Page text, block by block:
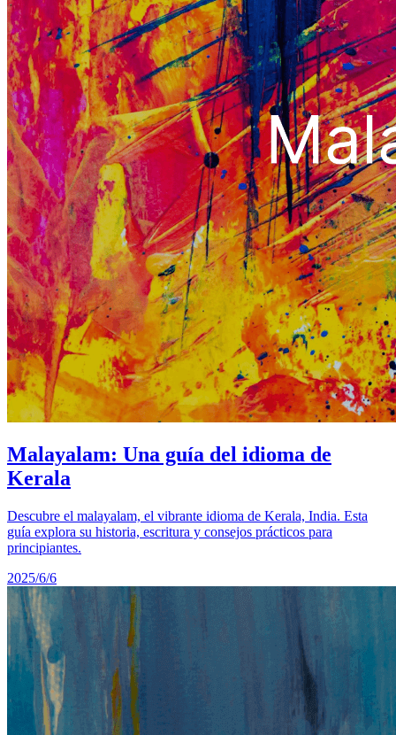
Malayalam: Una guía del idioma de
Kerala
Descubre el malayalam, el vibrante idioma de Kerala, India. Esta
guía explora su historia, escritura y consejos prácticos para
principiantes.
2025/6/6